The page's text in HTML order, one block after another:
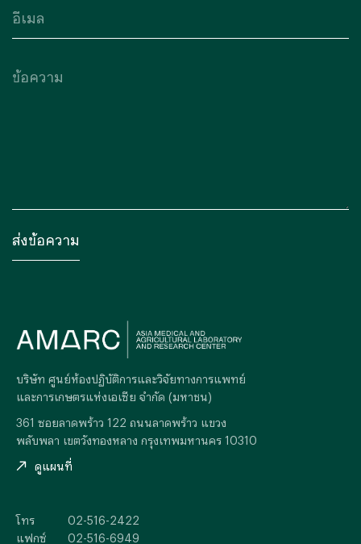
บริษัท ศูนย์ห้องปฏิบัติการและวิจัยทางการแพทย์
และการเกษตรแห่งเอเซีย จำกัด (มหาชน)
361 ซอยลาดพร้าว 122 ถนนลาดพร้าว แขวง
พลับพลา เขตวังทองหลาง กรุงเทพมหานคร 10310
ดูแผนที่
โทร
02-516-2422
แฟกซ์
02-516-6949